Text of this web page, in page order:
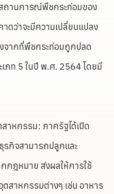
ถานการณ์พืชกระท่อมของ
ดว่าจะมีความเปลี่ยนแปลง
จากที่พืชกระท่อมถูกปลด
ภท 5 ในปี พ.ศ. 2564 โดยมี
าหกรรม: ภาครัฐได้เปิด
รกิจสามารถปลูกและ
กฎหมาย ส่งผลให้การใช้
สาหกรรมต่างๆ เช่น อาหาร